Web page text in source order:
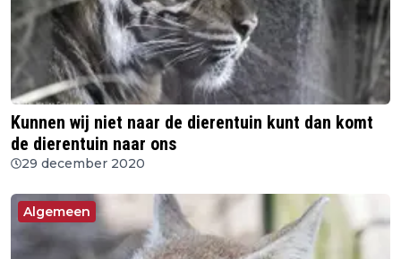
Kunnen wij niet naar de dierentuin kunt dan komt
de dierentuin naar ons
29 december 2020
Algemeen